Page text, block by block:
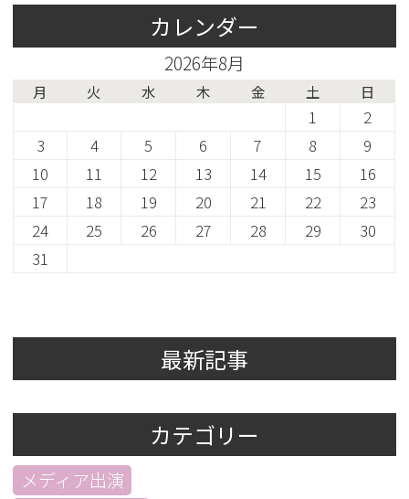
カレンダー
2026年8月
月 火 水 木 金 土 日
1
2
3
4 5 6 7 8
9
10
11 12 13 14 15
16
17
18 19 20 21 22
23
24
25 26 27 28 29
30
31
最新記事
カテゴリー
メディア出演